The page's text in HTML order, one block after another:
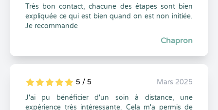
Très bon contact, chacune des étapes sont bien
expliquée ce qui est bien quand on est non initiée.
Je recommande
Chapron
5
1
5
0 5 / 5
Mars 2025
J'ai pu bénéficier d'un soin à distance, une
expérience très intéressante. Cela m'a permis de